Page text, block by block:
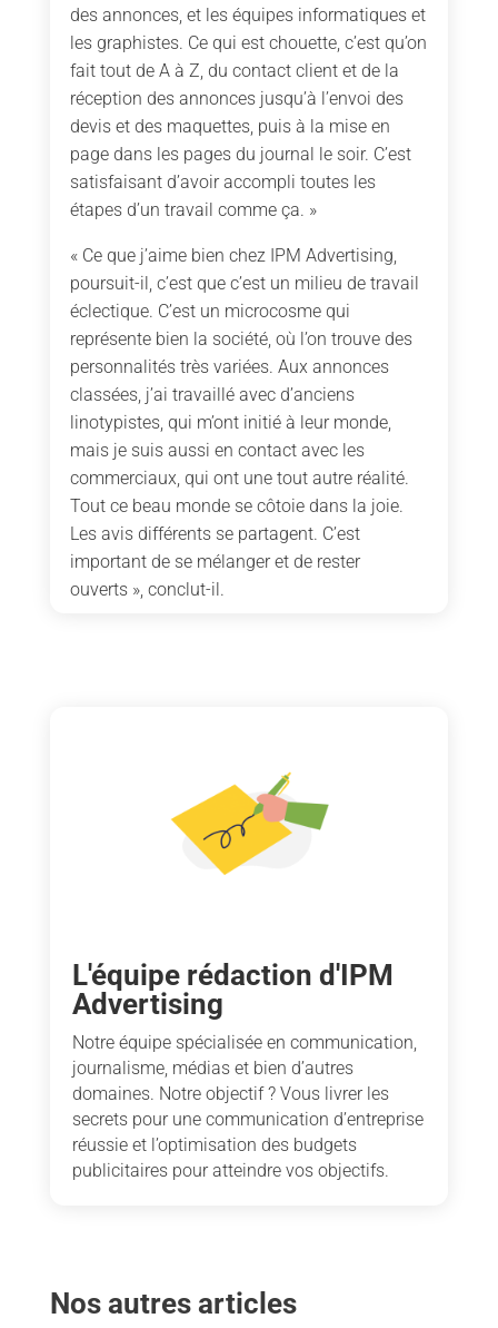
des annonces, et les équipes informatiques et
les graphistes. Ce qui est chouette, c’est qu’on
fait tout de A à Z, du contact client et de la
réception des annonces jusqu’à l’envoi des
devis et des maquettes, puis à la mise en
page dans les pages du journal le soir. C’est
satisfaisant d’avoir accompli toutes les
étapes d’un travail comme ça. »
« Ce que j’aime bien chez IPM Advertising,
poursuit-il, c’est que c’est un milieu de travail
éclectique. C’est un microcosme qui
représente bien la société, où l’on trouve des
personnalités très variées. Aux annonces
classées, j’ai travaillé avec d’anciens
linotypistes, qui m’ont initié à leur monde,
mais je suis aussi en contact avec les
commerciaux, qui ont une tout autre réalité.
Tout ce beau monde se côtoie dans la joie.
Les avis différents se partagent. C’est
important de se mélanger et de rester
ouverts », conclut-il.
L'équipe rédaction d'IPM
Advertising
Notre équipe spécialisée en communication,
journalisme, médias et bien d’autres
domaines. Notre objectif ? Vous livrer les
secrets pour une communication d’entreprise
réussie et l’optimisation des budgets
publicitaires pour atteindre vos objectifs.
Nos autres articles